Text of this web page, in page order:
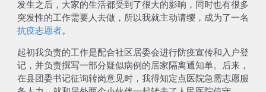
发生之后，大家的生活都受到了很大的影响，同时也有很多
突发性的工作需要人去做，所以我就主动请缨，成为了一名
抗疫志愿者。
起初我负责的工作是配合社区居委会进行防疫宣传和入户登
记，并负责撰写一部分疑似病例的居家隔离通知单。后来，
在县团委书记征询转岗意见时，我得知定点医院急需志愿服